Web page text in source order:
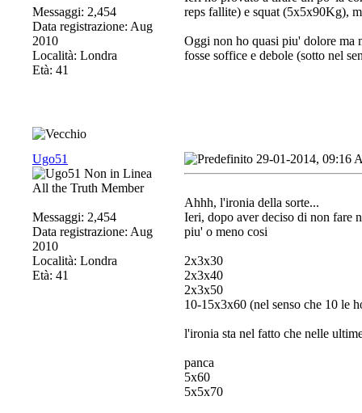
Messaggi: 2,454
Data registrazione: Aug
2010
Località: Londra
Età: 41
reps fallite) e squat (5x5x90Kg),
Oggi non ho quasi piu' dolore ma
fosse soffice e debole (sotto nel
Ugo51
All the Truth Member
Messaggi: 2,454
Data registrazione: Aug
2010
Località: Londra
Età: 41
29-01-2014, 09:16
Ahhh, l'ironia della sorte...
Ieri, dopo aver deciso di non fare
piu' o meno cosi
2x3x30
2x3x40
2x3x50
10-15x3x60 (nel senso che 10 le
l'ironia sta nel fatto che nelle
panca
5x60
5x5x70